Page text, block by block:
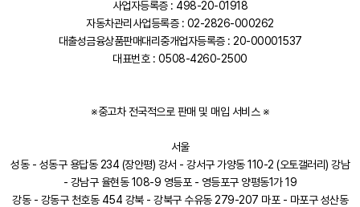
사업자등록증 : 498-20-01918
자동차관리사업등록증 : 02-2826-000262
대출성금융상품판매대리중개업자등록증 : 20-00001537
대표번호 : 0508-4260-2500
※중고차 전국적으로 판매 및 매입 서비스 ※
서울
성동 - 성동구 용답동 234 (장안평) 강서 - 강서구 가양동 110-2 (오토갤러리) 강남
- 강남구 율현동 108-9 영등포 - 영등포구 양평동1가 19
강동 - 강동구 천호동 454 강북 - 강북구 수유동 279-207 마포 - 마포구 성산동